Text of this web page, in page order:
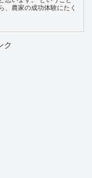
、農家の成功体験にたく
ク